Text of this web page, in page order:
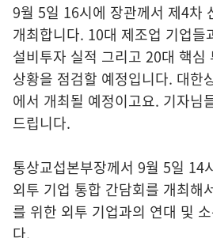
9월 5일 16시에 장관께서 제4차
개최합니다. 10대 제조업 기업들
설비투자 실적 그리고 20대 핵심
상황을 점검할 예정입니다. 대한
에서 개최될 예정이고요. 기자님
드립니다.
통상교섭본부장께서 9월 5일 14
외투 기업 통합 간담회를 개최해
를 위한 외투 기업과의 연대 및
다.